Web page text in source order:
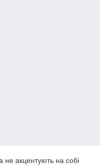
не акцентують на собі